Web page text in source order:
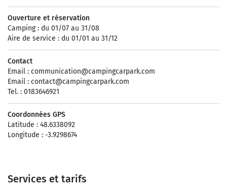
Ouverture et réservation
Camping : du 01/07 au 31/08
Aire de service : du 01/01 au 31/12
Contact
Email : communication@campingcarpark.com
Email : contact@campingcarpark.com
Tel. : 0183646921
Coordonnées GPS
Latitude : 48.6338092
Longitude : -3.9298674
Services et tarifs